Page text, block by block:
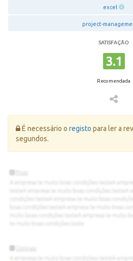
excel
project-
SATISFAÇÃO
3.1
Recomendada
Erro:
É necessário o registo para ler a
segundos.